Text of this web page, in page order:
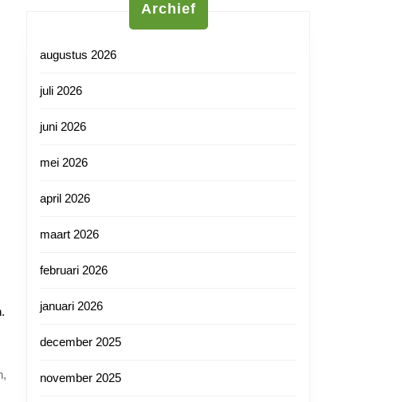
Archief
augustus 2026
juli 2026
juni 2026
mei 2026
april 2026
maart 2026
februari 2026
januari 2026
december 2025
november 2025